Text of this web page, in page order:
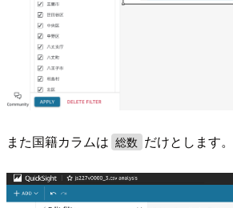
また国籍カラムは 総数 だけとします。